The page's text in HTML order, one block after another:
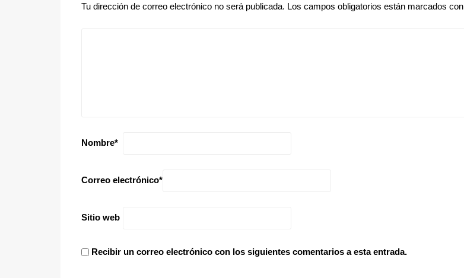
Tu dirección de correo electrónico no será publicada. Los campos obligatorios están marcados con
Nombre*
Correo electrónico*
Sitio web
Recibir un correo electrónico con los siguientes comentarios a esta entrada.